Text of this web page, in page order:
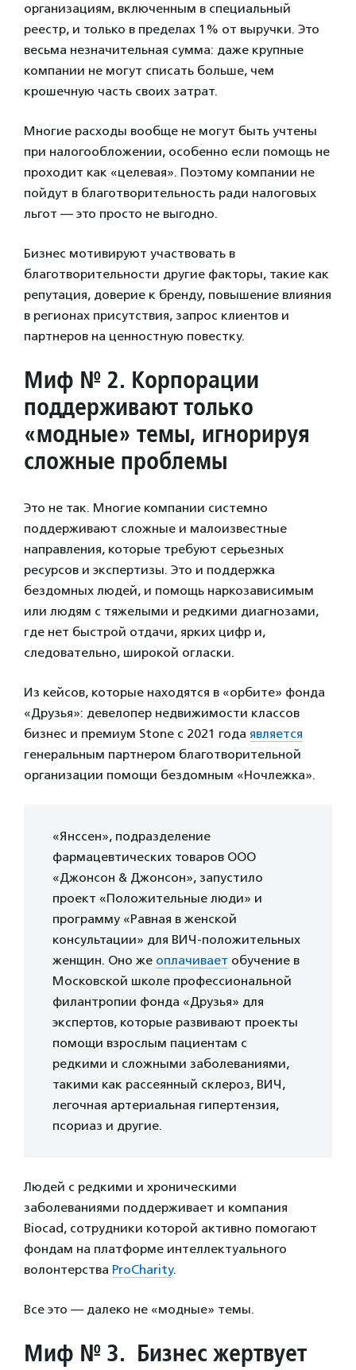
организациям, включенным в специальный
реестр, и только в пределах 1% от выручки. Это
весьма незначительная сумма: даже крупные
компании не могут списать больше, чем
крошечную часть своих затрат.
Многие расходы вообще не могут быть учтены
при налогообложении, особенно если помощь не
проходит как «целевая». Поэтому компании не
пойдут в благотворительность ради налоговых
льгот — это просто не выгодно.
Бизнес мотивируют участвовать в
благотворительности другие факторы, такие как
репутация, доверие к бренду, повышение влияния
в регионах присутствия, запрос клиентов и
партнеров на ценностную повестку.
Миф № 2. Корпорации
поддерживают только
«модные» темы, игнорируя
сложные проблемы
Это не так. Многие компании системно
поддерживают сложные и малоизвестные
направления, которые требуют серьезных
ресурсов и экспертизы. Это и поддержка
бездомных людей, и помощь наркозависимым
или людям с тяжелыми и редкими диагнозами,
где нет быстрой отдачи, ярких цифр и,
следовательно, широкой огласки.
Из кейсов, которые находятся в «орбите» фонда
«Друзья»: девелопер недвижимости классов
бизнес и премиум Stone с 2021 года является
генеральным партнером благотворительной
организации помощи бездомным «Ночлежка».
«Янссен», подразделение
фармацевтических товаров ООО
«Джонсон & Джонсон», запустило
проект «Положительные люди» и
программу «Равная в женской
консультации» для ВИЧ‑положительных
женщин. Оно же оплачивает обучение в
Московской школе профессиональной
филантропии фонда «Друзья» для
экспертов, которые развивают проекты
помощи взрослым пациентам с
редкими и сложными заболеваниями,
такими как рассеянный склероз, ВИЧ,
легочная артериальная гипертензия,
псориаз и другие.
Людей с редкими и хроническими
заболеваниями поддерживает и компания
Biocad, сотрудники которой активно помогают
фондам на платформе интеллектуального
волонтерства ProCharity.
Все это — далеко не «модные» темы.
Миф № 3. Бизнес жертвует